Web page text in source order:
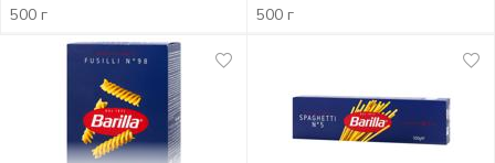
500 г 500 г